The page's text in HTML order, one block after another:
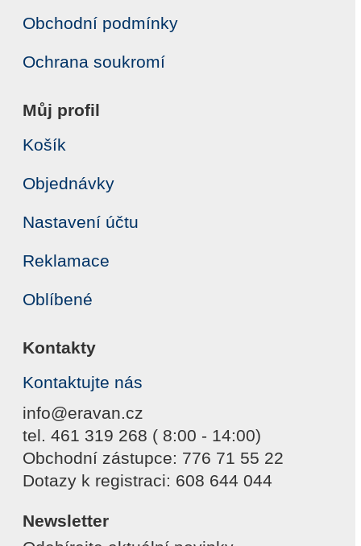
Obchodní podmínky
Ochrana soukromí
Můj profil
Košík
Objednávky
Nastavení účtu
Reklamace
Oblíbené
Kontakty
Kontaktujte nás
info@eravan.cz
tel. 461 319 268 ( 8:00 - 14:00)
Obchodní zástupce: 776 71 55 22
Dotazy k registraci: 608 644 044
Newsletter